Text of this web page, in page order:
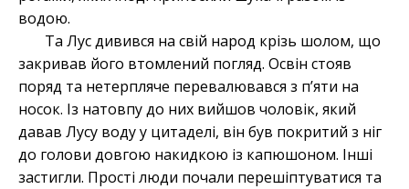
водою.
Та Лус дивився на свій народ крізь шолом, що
закривав його втомлений погляд. Освін стояв
поряд та нетерпляче перевалювався з п’яти на
носок. Із натовпу до них вийшов чоловік, який
давав Лусу воду у цитаделі, він був покритий з ніг
до голови довгою накидкою із капюшоном. Інші
застигли. Прості люди почали перешіптуватися та